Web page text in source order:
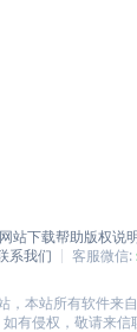
站下载帮助版权说
系我们
客服微信:
，本站所有软件来
有侵权，敬请来信